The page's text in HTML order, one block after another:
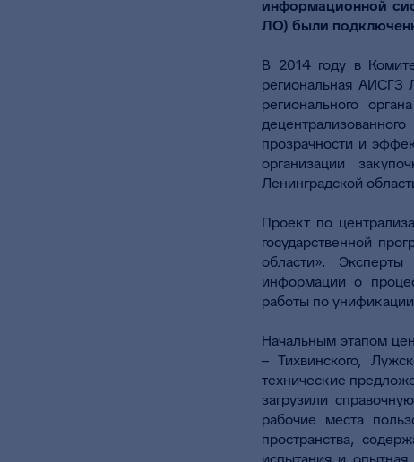
информационной
ЛО) были
В 2014 году в
региональная
регионального
прозрачности и
организации
Ленинградской
Проект по
государственной
области».
информации о
работы по
Начальным этапом
– Тихвинского,
технические
загрузили
рабочие места
пространства,